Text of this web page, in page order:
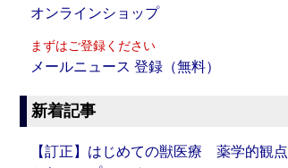
オンラインショップ
まずはご登録ください
メールニュース 登録（無料）
新着記事
【訂正】はじめての獣医療 薬学的観点